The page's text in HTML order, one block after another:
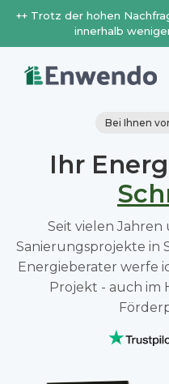
++ Trotz der hohen
innerhalb
Bei Ihnen
Ihr
Seit vielen
Sanierungsprojekte in
Energieberater werfe
Projekt - auch im